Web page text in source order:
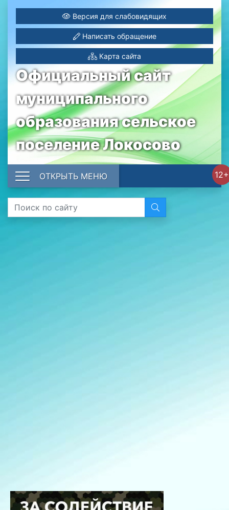
Официальный сайт
муниципального
образования сельское
поселение Локосово
Версия для слабовидящих
Написать обращение
Карта сайта
12+
ОТКРЫТЬ МЕНЮ